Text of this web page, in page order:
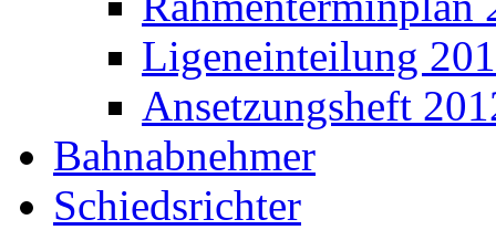
Ligeneinteilung
Ansetzungsheft
Bahnabnehmer
Schiedsrichter